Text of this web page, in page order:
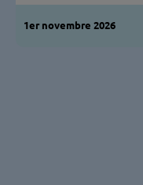
1er novembre 2026